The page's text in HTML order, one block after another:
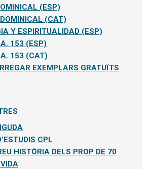
(ESP)
(CAT)
Y ESPIRITUALIDAD (ESP)
153 (ESP)
153 (CAT)
EXEMPLARS GRATUÏTS
CPL
HISTÒRIA DELS PROP DE 70